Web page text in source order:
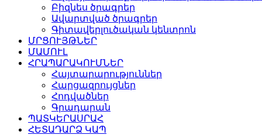
Բիզնես ծրագրեր
Ավարտված ծրագրեր
Գիտավերլուծական կենտրոն
ՄՐՑՈՒՅԹՆԵՐ
ՄԱՄՈՒԼ
ՀՐԱՊԱՐԱԿՈՒՄՆԵՐ
Հայտարարություններ
Հարցազրույցներ
Հոդվածներ
Գրադարան
ՊԱՏԿԵՐԱՍՐԱՀ
ՀԵՏԱԴԱՐՁ ԿԱՊ